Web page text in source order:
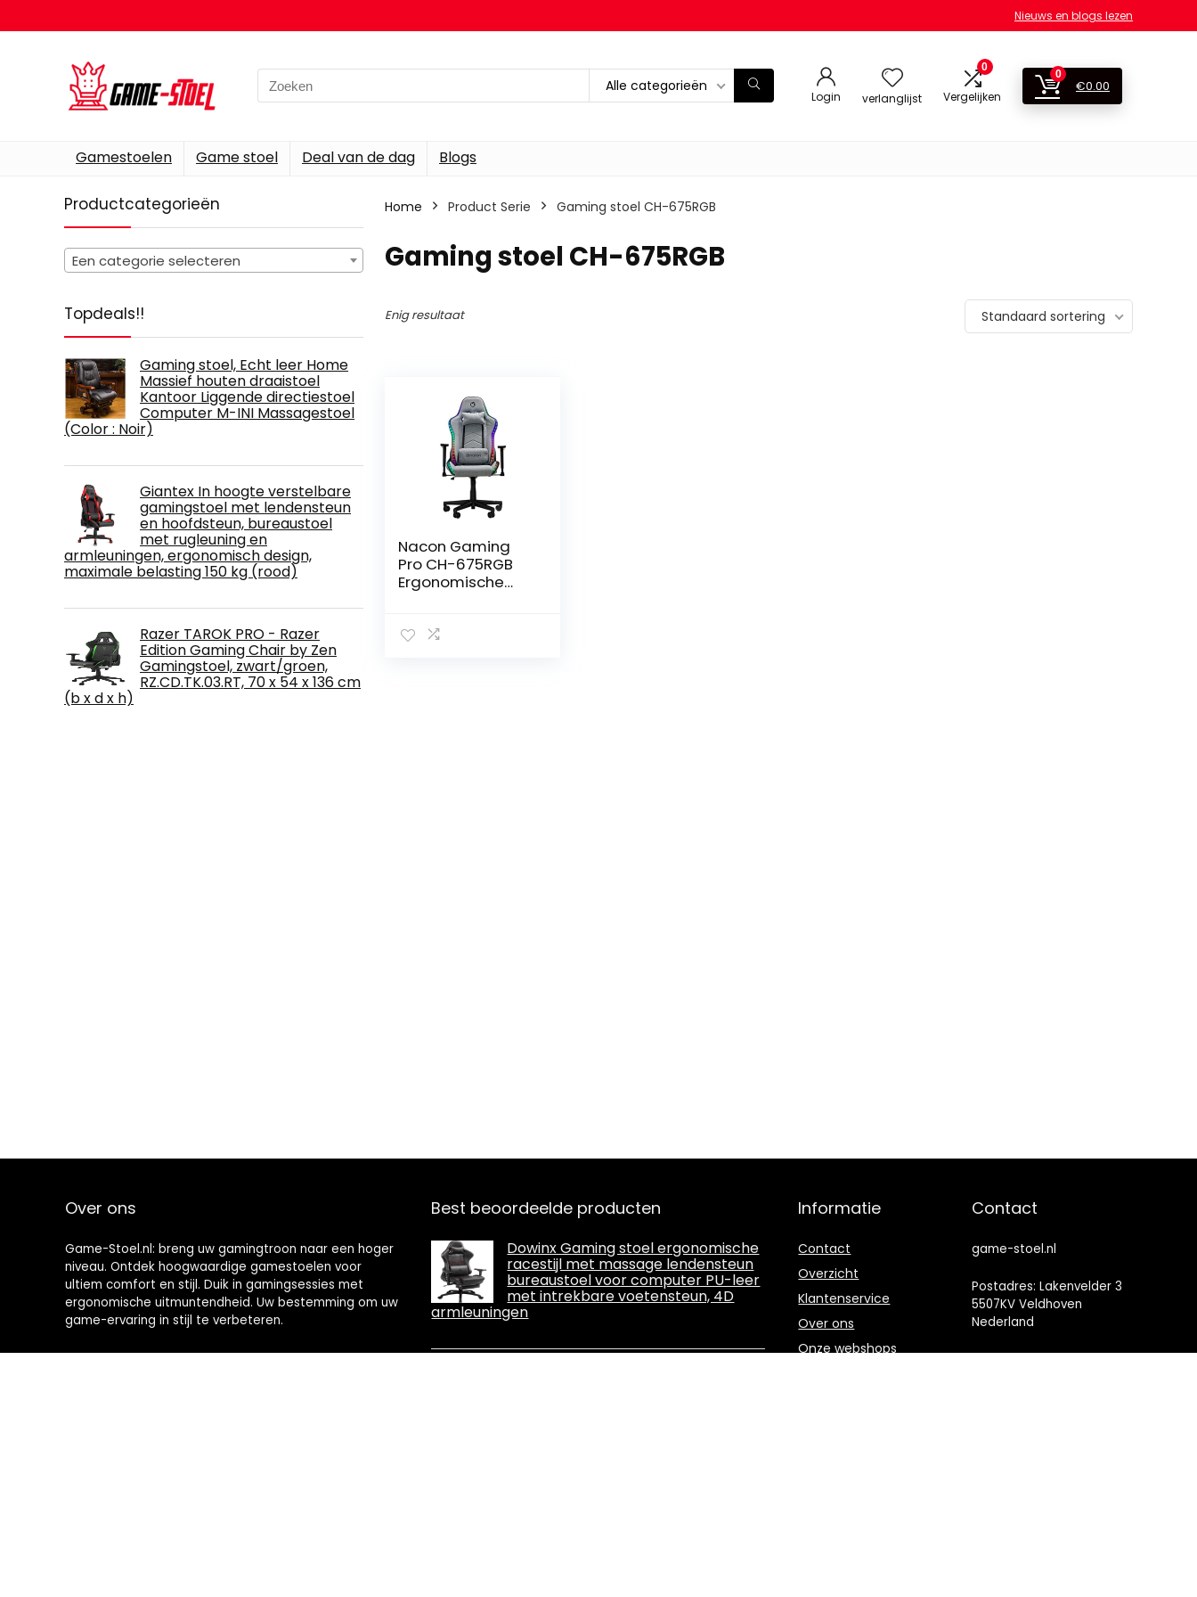
Nieuws en blogs lezen
Search
for:
Alle categorieën
Login verlanglijst
0
Vergelijken
0
€0.00
Gamestoelen Game stoel Deal van de dag Blogs
Productcategorieën
Een categorie selecteren
Topdeals!!
Gaming stoel, Echt leer Home
Massief houten draaistoel
Kantoor Liggende directiestoel
Computer M-INI Massagestoel
(Color : Noir)
Giantex In hoogte verstelbare
gamingstoel met lendensteun
en hoofdsteun, bureaustoel
met rugleuning en
armleuningen, ergonomisch design,
maximale belasting 150 kg (rood)
Razer TAROK PRO - Razer
Edition Gaming Chair by Zen
Gamingstoel, zwart/groen,
RZ.CD.TK.03.RT, 70 x 54 x 136 cm
(b x d x h)
Home Product Serie ‎Gaming stoel CH-675RGB
‎Gaming stoel CH-675RGB
Enig resultaat Standaard sortering
Nacon Gaming
Pro CH-675RGB
Ergonomische
lendenkussen en
Over ons
Game-Stoel.nl: breng uw gamingtroon naar een hoger
niveau. Ontdek hoogwaardige gamestoelen voor
ultiem comfort en stijl. Duik in gamingsessies met
ergonomische uitmuntendheid. Uw bestemming om uw
game-ervaring in stijl te verbeteren.
Best beoordeelde producten
Dowinx Gaming stoel ergonomische
racestijl met massage lendensteun
bureaustoel voor computer PU-leer
met intrekbare voetensteun, 4D
armleuningen
Informatie
Contact
Overzicht
Klantenservice
Over ons
Onze webshops
Contact
game-stoel.nl
Postadres: Lakenvelder 3
5507KV Veldhoven
Nederland